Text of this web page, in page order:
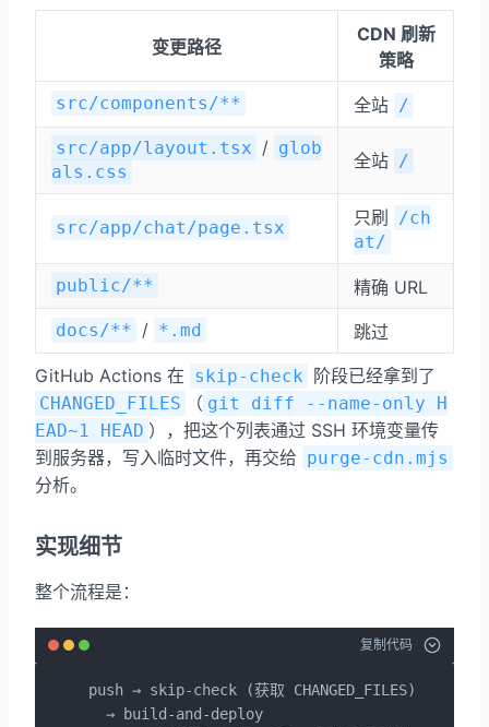
变更路径
CDN 刷新
策略
src/components/** 全站 /
src/app/layout.tsx / glob
als.css
全站 /
src/app/chat/page.tsx 只刷
/ch
at/
public/** 精确 URL
docs/** / *.md
跳过
GitHub Actions 在 skip-check 阶段已经拿到了
CHANGED_FILES （ git diff --name-only H
EAD~1 HEAD ），把这个列表通过 SSH 环境变量传
到服务器，写入临时文件，再交给 purge-cdn.mjs
分析。
实现细节
整个流程是：
复制代码
push → skip-check (获取 CHANGED_FILES)
  → build-and-deploy